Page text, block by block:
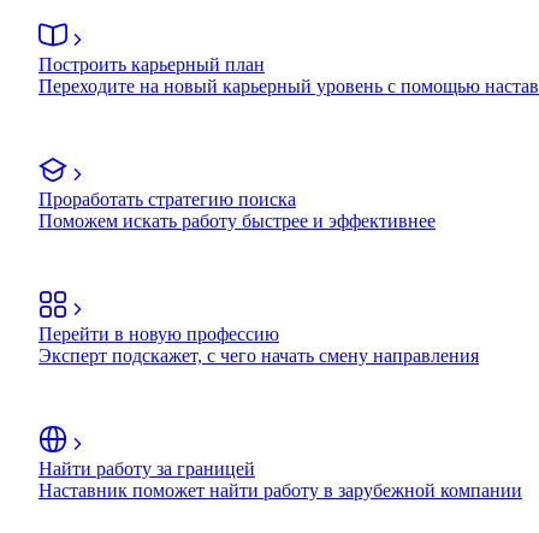
Построить карьерный план
Переходите на новый карьерный уровень с помощью
Проработать стратегию поиска
Поможем искать работу быстрее и эффективнее
Перейти в новую профессию
Эксперт подскажет, с чего начать смену направления
Найти работу за границей
Наставник поможет найти работу в зарубежной компании